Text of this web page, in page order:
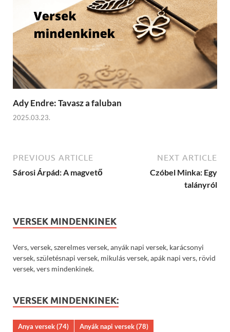
Ady Endre: Tavasz a faluban
2025.03.23.
PREVIOUS ARTICLE
Sárosi Árpád: A magvető
NEXT ARTICLE
Czóbel Minka: Egy
talányról
VERSEK MINDENKINEK
Vers, versek, szerelmes versek, anyák napi versek, karácsonyi
versek, születésnapi versek, mikulás versek, apák napi vers, rövid
versek, vers mindenkinek.
VERSEK MINDENKINEK:
Anya versek(74) Anyák napi versek(78)